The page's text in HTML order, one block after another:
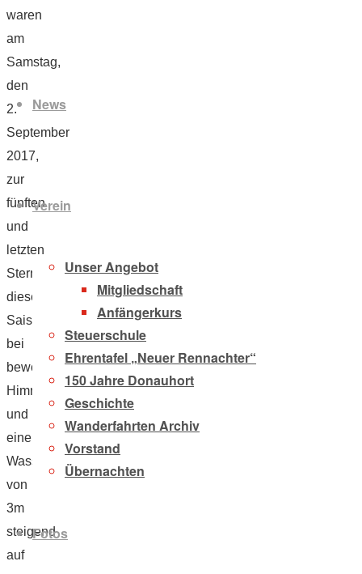
Zum
Inhalt
springenNews
Verein
Unser Angebot
Mitgliedschaft
Anfängerkurs
Steuerschule
Ehrentafel „Neuer Rennachter“
150 Jahre Donauhort
Geschichte
Wanderfahrten Archiv
Vorstand
Übernachten
Fotos
waren
am
Samstag,
den
2.
September
2017,
zur
fünften
und
letzten
Sternfahrt
dieser
Saison
bei
bewölktem
Himmel
und
einem
Wasserstand
von
3m
steigend
auf